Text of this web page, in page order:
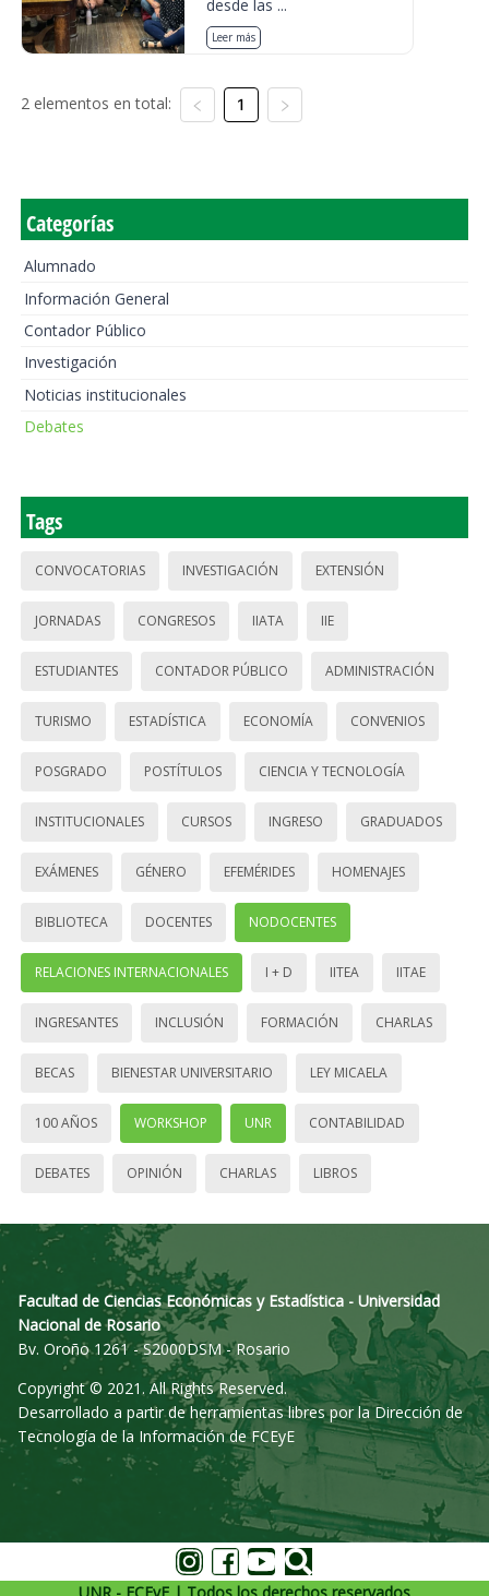
desde las ...
Leer más
2 elementos en total: 1
Categorías
Alumnado
Información General
Contador Público
Investigación
Noticias institucionales
Debates
Tags
CONVOCATORIAS INVESTIGACIÓN EXTENSIÓN
JORNADAS CONGRESOS IIATA IIE
ESTUDIANTES CONTADOR PÚBLICO ADMINISTRACIÓN
TURISMO ESTADÍSTICA ECONOMÍA CONVENIOS
POSGRADO POSTÍTULOS CIENCIA Y TECNOLOGÍA
INSTITUCIONALES CURSOS INGRESO GRADUADOS
EXÁMENES GÉNERO EFEMÉRIDES HOMENAJES
BIBLIOTECA DOCENTES NODOCENTES
RELACIONES INTERNACIONALES I + D IITEA IITAE
INGRESANTES INCLUSIÓN FORMACIÓN CHARLAS
BECAS BIENESTAR UNIVERSITARIO LEY MICAELA
100 AÑOS WORKSHOP UNR CONTABILIDAD
DEBATES OPINIÓN CHARLAS LIBROS
Facultad de Ciencias Económicas y Estadística - Universidad
Nacional de Rosario
Bv. Oroño 1261 - S2000DSM - Rosario
Copyright © 2021. All Rights Reserved.
Desarrollado a partir de herramientas libres por la Dirección de
Tecnología de la Información de FCEyE